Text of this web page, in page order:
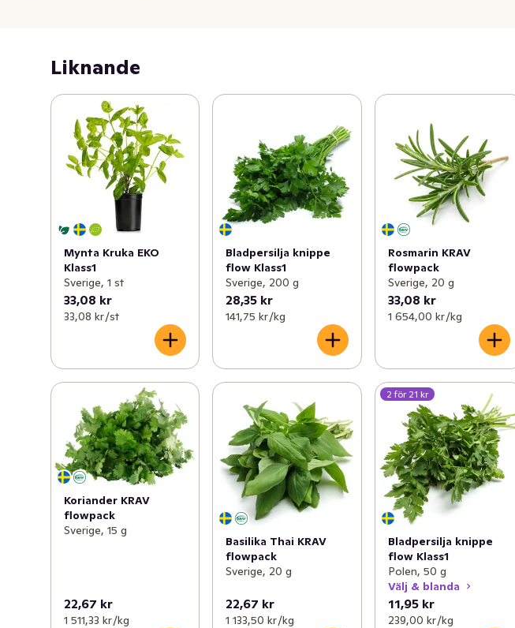
Liknande
Mynta Kruka EKO
Klass1
Sverige, 1 st
33,08 kr
33,08 kr /st
Bladpersilja knippe
flow Klass1
Sverige, 200 g
28,35 kr
141,75 kr /kg
Rosmarin KRAV
flowpack
Sverige, 20 g
33,08 kr
1 654,00 kr /kg
Koriander KRAV
flowpack
Sverige, 15 g
22,67 kr
1 511,33 kr /kg
Basilika Thai KRAV
flowpack
Sverige, 20 g
22,67 kr
1 133,50 kr /kg
2 för 21 kr
Bladpersilja knippe
flow Klass1
Polen, 50 g
Välj & blanda
11,95 kr
239,00 kr /kg